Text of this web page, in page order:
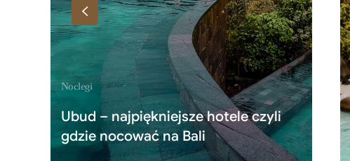
Noclegi
Ubud – najpiękniejsze hotele czyli
gdzie nocować na Bali